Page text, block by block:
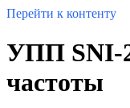
Перейти к контенту
УПП SNI-
частоты